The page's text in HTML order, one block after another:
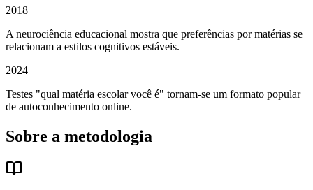
2018
A neurociência educacional mostra que preferências por matérias se
relacionam a estilos cognitivos estáveis.
2024
Testes "qual matéria escolar você é" tornam-se um formato popular
de autoconhecimento online.
Sobre a metodologia